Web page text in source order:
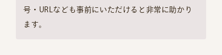
号・URLなども事前にいただけると非常に助かり
ます。